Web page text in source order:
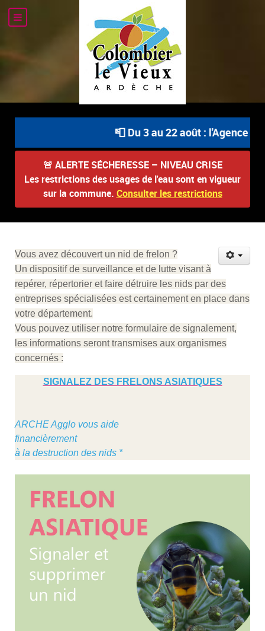
📮 Du 3 au 22 août : l'Agence
🚨 ALERTE SÉCHERESSE – NIVEAU CRISE
Les restrictions des usages de l'eau sont en vigueur
sur la commune. Consulter les restrictions
Vous avez découvert un nid de frelon ?
Un dispositif de surveillance et de lutte visant à
repérer, répertorier et faire détruire les nids par des
entreprises spécialisées est certainement en place dans
votre département.
Vous pouvez utiliser notre formulaire de signalement,
les informations seront transmises aux organismes
concernés :
SIGNALEZ DES FRELONS ASIATIQUES
ARCHE Agglo vous aide
financièrement
à la destruction des nids *